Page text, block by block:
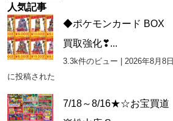
ー
カ
イ
ブ
人気記事
◆ポケモンカード BOX
買取強化❣...
3.3k件のビュー
2026年8月8日
に投稿された
7/18～8/16★☆お宝買道